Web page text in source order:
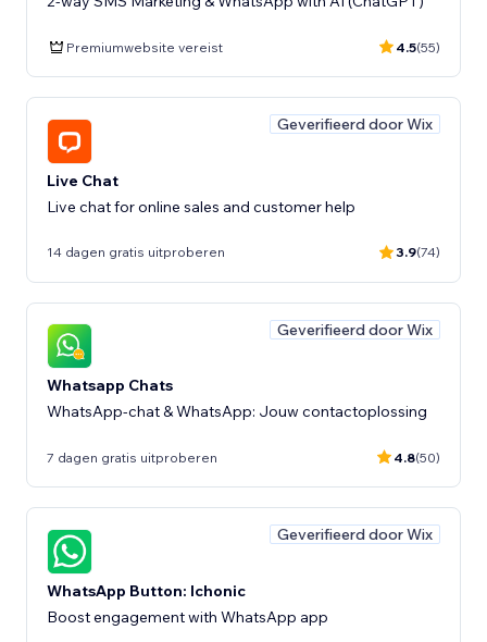
Premiumwebsite vereist 4.5(55)
Geverifieerd door Wix
Live Chat
Live chat for online sales and customer help
14 dagen gratis uitproberen 3.9(74)
Geverifieerd door Wix
Whatsapp Chats
WhatsApp-chat & WhatsApp: Jouw contactoplossing
7 dagen gratis uitproberen 4.8(50)
Geverifieerd door Wix
WhatsApp Button: Ichonic
Boost engagement with WhatsApp app